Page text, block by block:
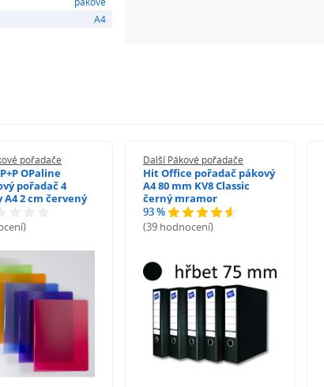
A4
pořadače
OPaline
pořadač 4
A4 2 cm červený
Další Pákové pořadače
Hit Office pořadač pákový
A4 80 mm KV8 Classic
černý mramor
93 %
(39 hodnocení)